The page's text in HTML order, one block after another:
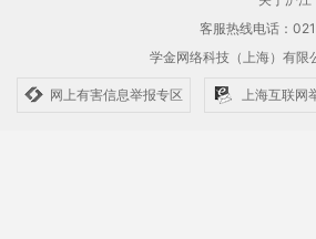
客服热线电话：
学金网络科技（上海）有
网上有害信息举报专区 上海互联网